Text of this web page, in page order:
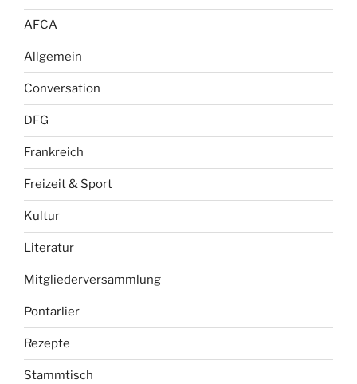
AFCA
Allgemein
Conversation
DFG
Frankreich
Freizeit & Sport
Kultur
Literatur
Mitgliederversammlung
Pontarlier
Rezepte
Stammtisch